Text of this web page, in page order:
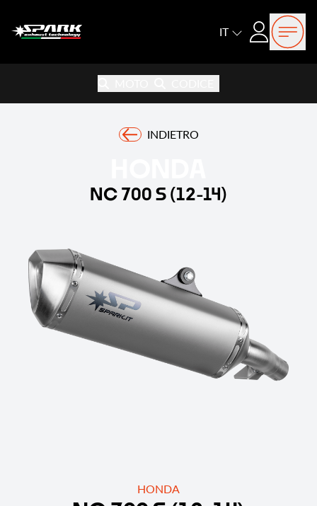
IT Login
INDIETRO
NC 700 S (12-14)
HONDA